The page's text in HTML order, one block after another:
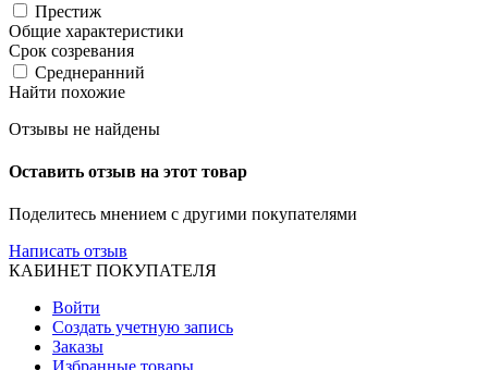
Престиж
Общие характеристики
Срок созревания
Среднеранний
Найти похожие
Отзывы не найдены
Оставить отзыв на этот товар
Поделитесь мнением с другими покупателями
Написать отзыв
КАБИНЕТ ПОКУПАТЕЛЯ
Войти
Создать учетную запись
Заказы